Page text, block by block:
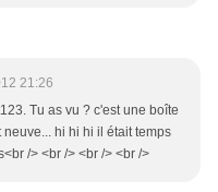
21:26
Tu as vu ? c'est une boîte
hi hi hi il était temps
/> <br /> <br /> <br />